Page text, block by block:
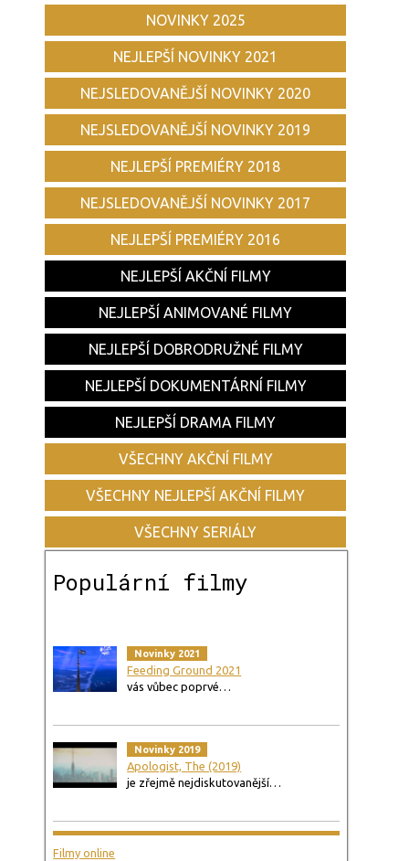
NOVINKY 2025
NEJLEPŠÍ NOVINKY 2021
NEJSLEDOVANĚJŠÍ NOVINKY 2020
NEJSLEDOVANĚJŠÍ NOVINKY 2019
NEJLEPŠÍ PREMIÉRY 2018
NEJSLEDOVANĚJŠÍ NOVINKY 2017
NEJLEPŠÍ PREMIÉRY 2016
NEJLEPŠÍ AKČNÍ FILMY
NEJLEPŠÍ ANIMOVANÉ FILMY
NEJLEPŠÍ DOBRODRUŽNÉ FILMY
NEJLEPŠÍ DOKUMENTÁRNÍ FILMY
NEJLEPŠÍ DRAMA FILMY
VŠECHNY AKČNÍ FILMY
VŠECHNY NEJLEPŠÍ AKČNÍ FILMY
VŠECHNY SERIÁLY
Populární filmy
Novinky 2021
Feeding Ground 2021
vás vůbec poprvé…
Novinky 2019
Apologist, The (2019)
je zřejmě nejdiskutovanější…
Filmy online